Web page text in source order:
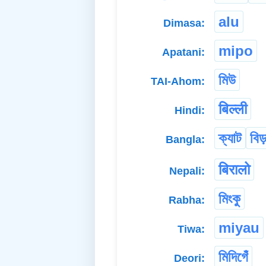
Dimasa: alu
Apatani: mipo
TAI-Ahom: মিউ
Hindi: बिल्ली
Bangla: ক্যাট
Nepali: बिरालो
Rabha: মিংকু
Tiwa: miyau
Deori: মিদিগেঁ